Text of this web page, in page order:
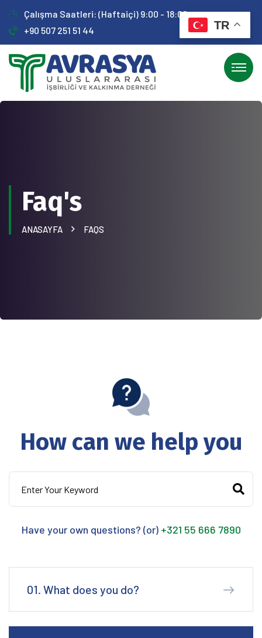
Çalışma Saatleri: (Haftaiçi) 9:00 - 18:00
+90 507 251 51 44
Faq's
ANASAYFA FAQS
How can we help you
Have your own questions? (or) +321 55 666 7890
01. What does you do?
TR